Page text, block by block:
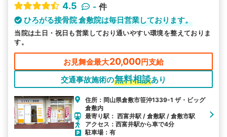
4.5
- 件
ひろがる接骨院 倉敷院は毎日営業しております。
当院は土日・祝日も営業しており通いやすい環境を整えておりま
す。
お見舞金最大20,000円支給
交通事故施術の無料相談あり
住所：岡山県倉敷市笹沖1339-1 ザ・ビッグ
倉敷内
最寄り駅： 西富井駅 / 倉敷駅 / 倉敷市駅
アクセス：西富井駅から車で4分
駐車場：有